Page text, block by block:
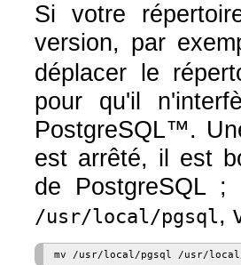
Si votre
version, par
déplacer le
pour qu'il
PostgreSQL™.
est arrêté, il est
de PostgreSQL ;
/usr/local/pgsql,